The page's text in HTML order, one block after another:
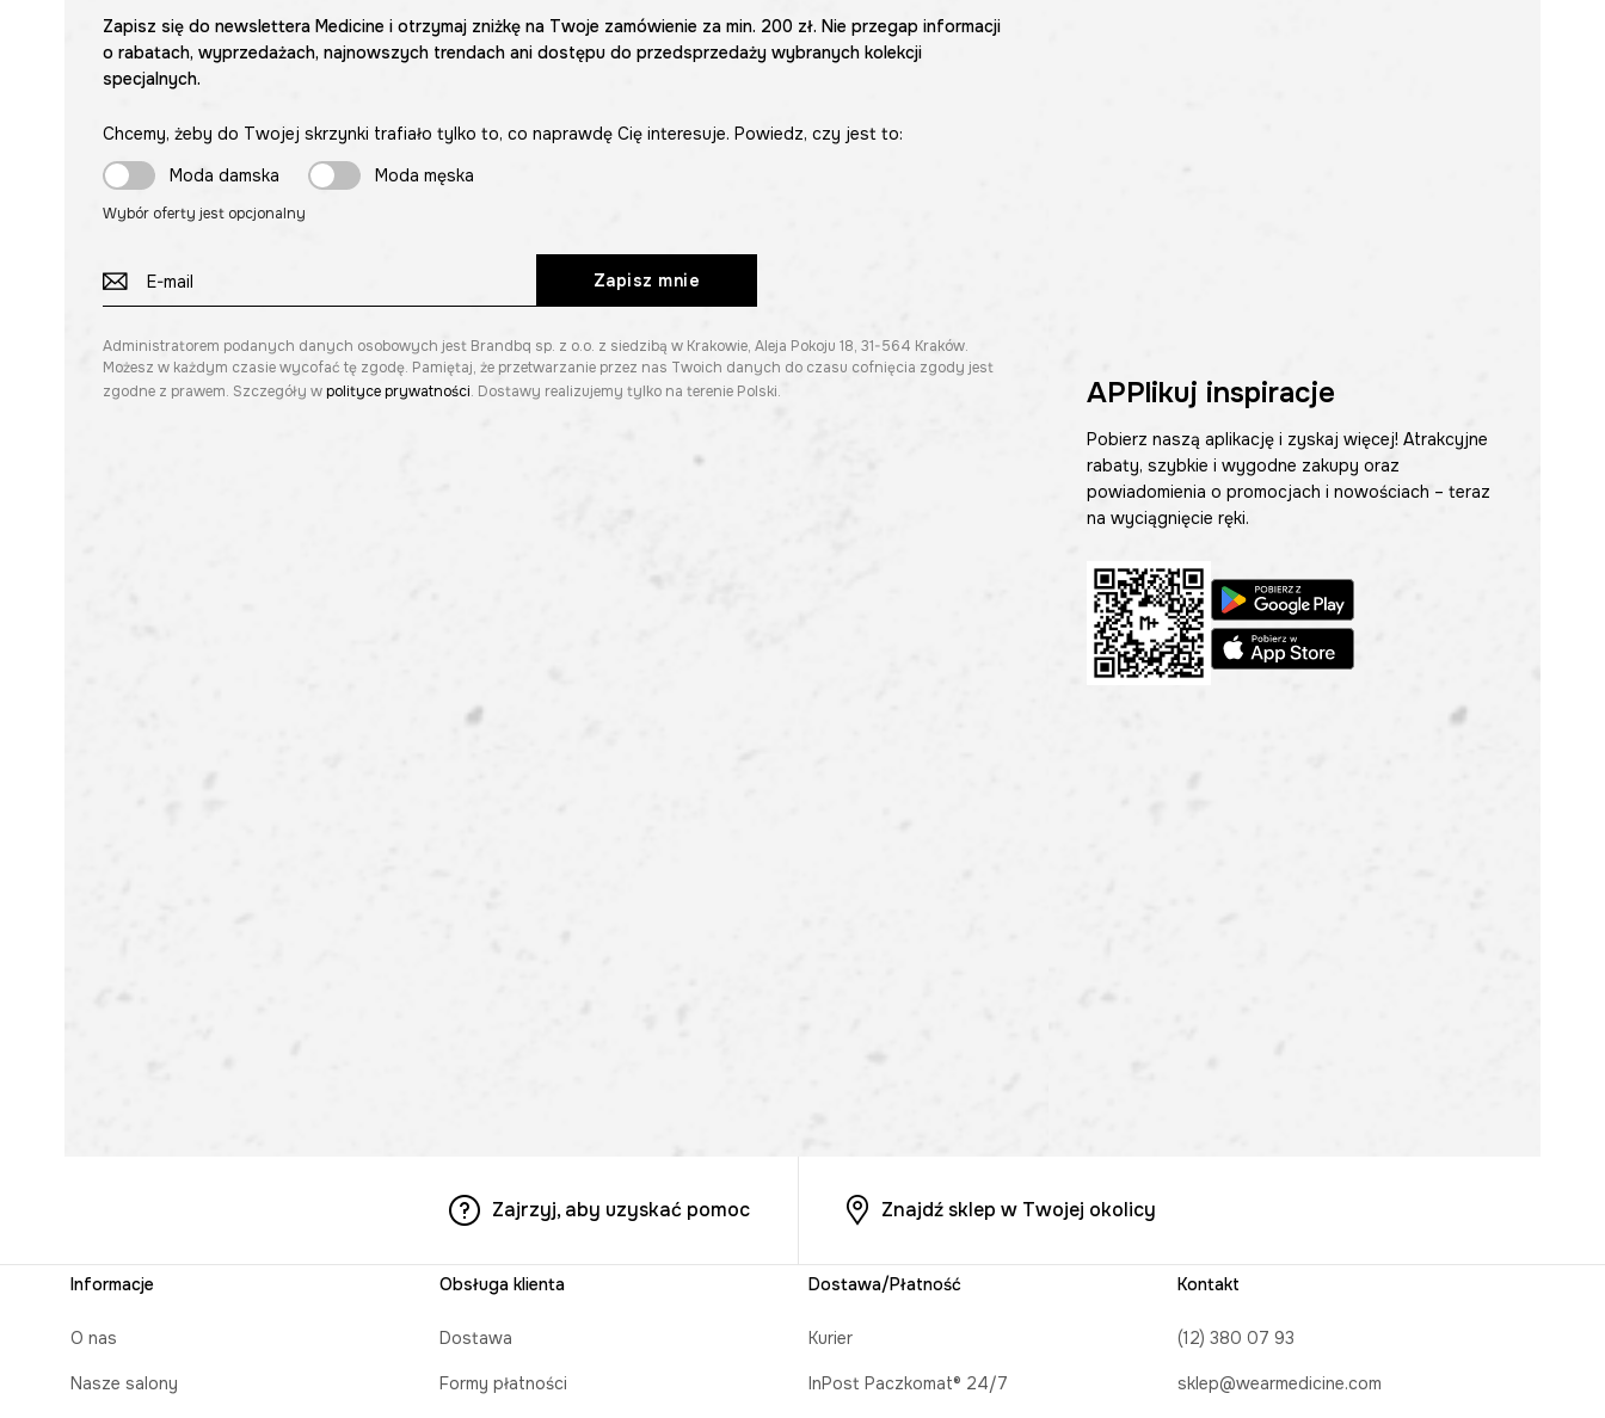
Zapisz się do newslettera Medicine i otrzymaj zniżkę na Twoje zamówienie za min. 200 zł. Nie przegap informacji
o rabatach, wyprzedażach, najnowszych trendach ani dostępu do przedsprzedaży wybranych kolekcji
specjalnych.
Chcemy, żeby do Twojej skrzynki trafiało tylko to, co naprawdę Cię interesuje. Powiedz, czy jest to:
Moda damska
Moda męska
Wybór oferty jest opcjonalny
Zapisz mnie
Administratorem podanych danych osobowych jest Brandbq sp. z o.o. z siedzibą w Krakowie, Aleja Pokoju 18, 31-564 Kraków.
Możesz w każdym czasie wycofać tę zgodę. Pamiętaj, że przetwarzanie przez nas Twoich danych do czasu cofnięcia zgody jest
zgodne z prawem. Szczegóły w polityce prywatności. Dostawy realizujemy tylko na terenie Polski. APPlikuj inspiracje
Pobierz naszą aplikację i zyskaj więcej! Atrakcyjne
rabaty, szybkie i wygodne zakupy oraz
powiadomienia o promocjach i nowościach – teraz
na wyciągnięcie ręki.
Zajrzyj, aby uzyskać pomoc Znajdź sklep w Twojej okolicy
Informacje
O nas
Nasze salony
Obsługa klienta
Dostawa
Formy płatności
Dostawa/Płatność
Kurier
InPost Paczkomat® 24/7
Kontakt
(12) 380 07 93
sklep@wearmedicine.com